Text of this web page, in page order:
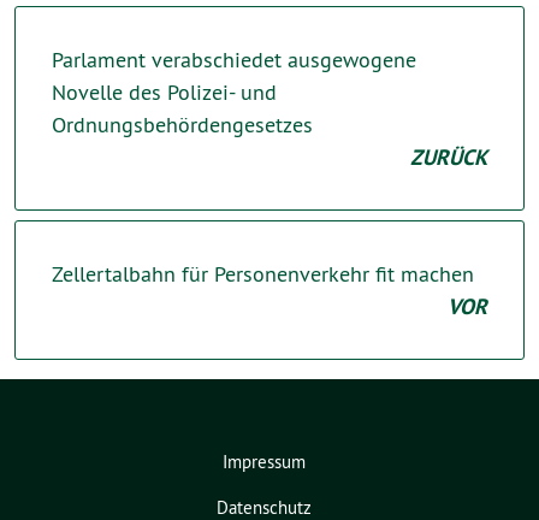
Parlament verabschiedet ausgewogene
Novelle des Polizei- und
Ordnungsbehördengesetzes
ZURÜCK
Zellertalbahn für Personenverkehr fit machen
VOR
Impressum
Datenschutz